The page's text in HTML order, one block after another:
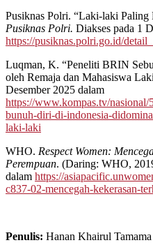
Pusiknas Polri. “Laki-laki
Pusiknas Polri. Diakses pada 1
https://pusiknas.polri.go.id/
Luqman, K. “Peneliti BRIN
oleh Remaja dan Mahasiswa
Desember 2025 dalam
https://www.kompas.tv/
bunuh-diri-di-indonesia-
laki-laki
WHO. Respect Women:
Perempuan. (Daring: WHO,
dalam https://
c837-02-mencegah-kekerasan-
Penulis: Hanan Khairul